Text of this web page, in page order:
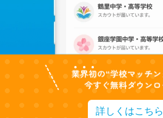
詳しくはこちら